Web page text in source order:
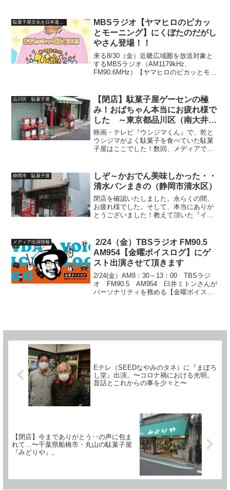
ける町・千葉県流山市その心臓部である
市役所のそばで、代々の子...
駄菓子屋文化を日本遺産に
MBSラジオ【ヤマヒロのピカッ
とモーニング】にくぼたのだがし
やさん登場！！
来る8/30（金）近畿広域圏を放送対象と
するMBSラジオ（AM1179kHz、
FM90.6MHz）【ヤマヒロのピカッとモー
ますYO大阪府堺市生まれ泉佐野市育ちの
関西屈指...
品川区 駄菓子屋
【閉店】駄菓子屋ゲーセンの極
み！おばちゃん本当にお疲れ様で
した ～東京都品川区（南大井）
の『菊池商店』～
映画・テレビ『ウシジマくん』で、乾と
ウシジマがよく駄菓子を食べていた駄菓
子屋はここでした！数回、メディアでの
をくれたこと。僕は忘れません。南大井
の代々の子供達に愛され続け...
静岡市 駄菓子屋
しぞ～かおでん美味しかった・・
清水パンまきの（静岡市清水区）
閉店を確認いたしました。永らくの間、
お疲れ様でした。そして、本当にありが
とうございました！教えて頂いた『イワ
したのが昨日の事のようですまきののお
ばちゃんへのリスペクトと...
メディア出演情報
2/24（金）TBSラジオ FM90.5
AM954【金曜ボイスログ】にゲ
スト出演させて頂きます
2/24(金）AM8：30～13：00 TBSラジ
オ FM90.5 AM954 臼井ミトンさんが
パーソナリティを務める【金曜ボイスロ
Eテレ（SEEDなやみのタネ）に『まぼろ
し堂』出演。〜コロナ禍における光明。
昔話とこれからの事を少々と〜
【閉店】今までありがとう‥の声に包ま
れて…〜千葉県船橋市・丸山の駄菓子屋
『みどりや』。